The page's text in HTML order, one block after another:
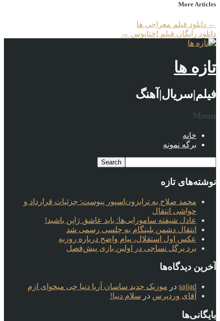
More Articles
← دانلود فیلم معراجی ها
دانلود رایگان فیلم اختاپوس →
تازه ها
فیلم|سریال|آهنگ
Menu
خانه
برگه نمونه
نوشته‌های تازه
محمد صلاح به ترابزون‌اسپور پیوست: جزئیات قرارداد و
حواشی انتقال
عادل شیفته سامورایی‌ها: باید عاشق ژاپن باشید!
انتقال دشمن بلینگام به چلسی رسمی شد
عکس اول استقلال، پیام واضح درباره روزبه
برد پرگل نساجی در اولین بازی پیش‌فصل
آخرین دیدگاه‌ها
sajjad در موزیک جدید ساسان آریا دنیا چی میخوای ازم
آقای وردپرس در سلام دنیا!
بایگانی‌ها